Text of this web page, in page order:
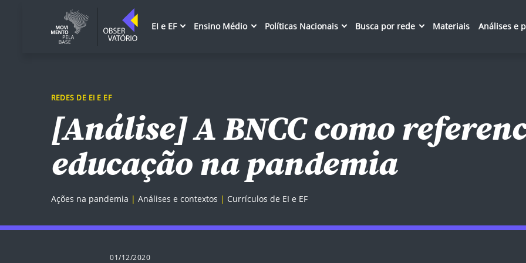
EI e EF Ensino Médio Políticas Nacionais Busca por rede Materiais Análises e
REDES DE EI E EF
[Análise] A BNCC como
educação na pandemia
Ações na pandemia Análises e contextos Currículos de EI e EF
01/12/2020